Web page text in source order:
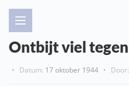
Ontbijt viel tegen
• Datum: 17 oktober 1944 • Door: